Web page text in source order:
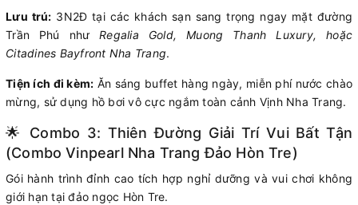
Lưu trú: 3N2Đ tại các khách sạn sang trọng ngay mặt đường
Trần Phú nhưRegalia Gold, Muong Thanh Luxury, hoặc
Citadines Bayfront Nha Trang.
Tiện ích đi kèm: Ăn sáng buffet hàng ngày, miễn phí nước chào
mừng, sử dụng hồ bơi vô cực ngắm toàn cảnh Vịnh Nha Trang.
🌟 Combo 3: Thiên Đường Giải Trí Vui Bất Tận
(Combo Vinpearl Nha Trang Đảo Hòn Tre)
Gói hành trình đỉnh cao tích hợp nghỉ dưỡng và vui chơi không
giới hạn tại đảo ngọc Hòn Tre.